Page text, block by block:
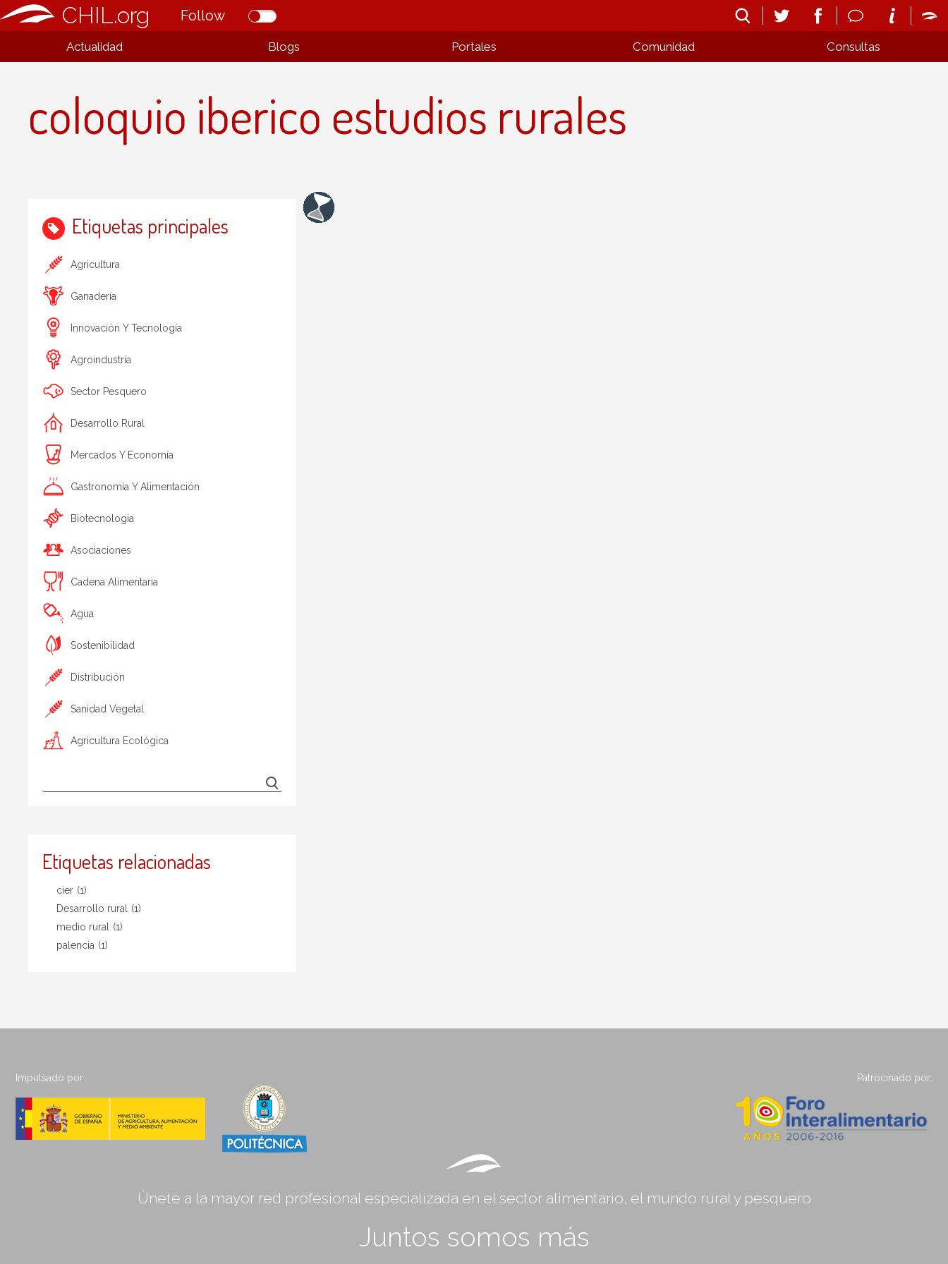
CHIL.org Follow
Actualidad Blogs Portales Comunidad Consultas
coloquio iberico estudios rurales
Etiquetas principales
Agricultura
Ganadería
Innovación Y Tecnología
Agroindustria
Sector Pesquero
Desarrollo Rural
Mercados Y Economía
Gastronomía Y Alimentación
Biotecnologia
Asociaciones
Cadena Alimentaria
Agua
Sostenibilidad
Distribución
Sanidad Vegetal
Agricultura Ecológica
Etiquetas relacionadas
cier (1)
Desarrollo rural
(1)
medio rural
(1)
palencia (1)
Impulsado por: Patrocinado por:
Únete a la mayor red profesional especializada en el sector alimentario, el mundo rural y pesquero
Juntos somos más